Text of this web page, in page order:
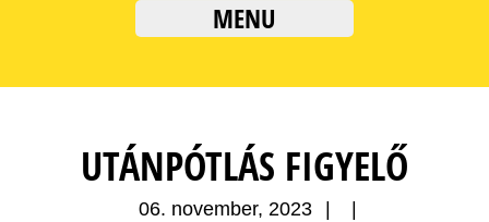
MENU
UTÁNPÓTLÁS FIGYELŐ
06. november, 2023